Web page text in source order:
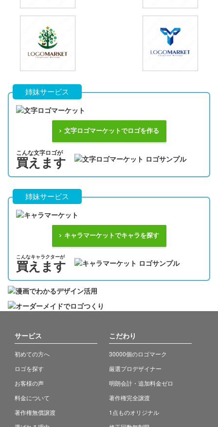
姉妹サービス
文字ロゴマーケットでロゴを作る
こんな文字ロゴが
買えます
姉妹サービス
キャラマーケットでキャラを探す
こんなキャラクターが
買えます
サービス
初めての方へ
ロゴを探す
お客様の声
料金について
著作権無償譲渡
こだわり
30000個のロゴマーク
厳選プロデザイナー
明朗会計・追加料金ゼロ
著作権完全譲渡
1点ものオリジナル